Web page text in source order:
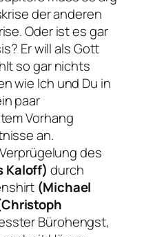
der anderen
Oder ist es gar
Er will als Gott
so gar nichts
wie Ich und Du in
paar
Vorhang
an.
des
Kaloff)durch
(Michael
Bürohengst,